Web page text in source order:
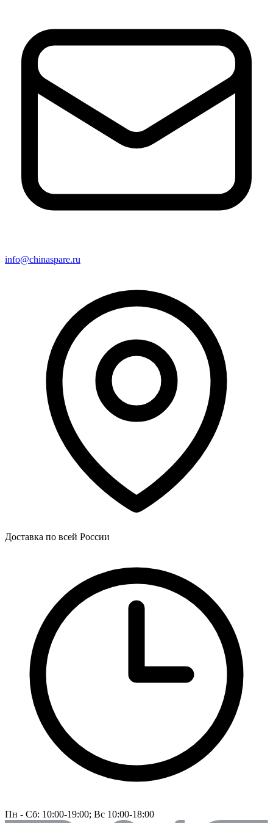
info@chinaspare.ru
Доставка по всей России
Пн - Сб: 10:00-19:00; Вс 10:00-18:00